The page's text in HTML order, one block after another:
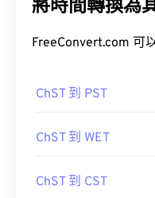
將時間轉換為
FreeConvert.com 可
ChST 到 PST
ChST 到 WET
ChST 到 CST